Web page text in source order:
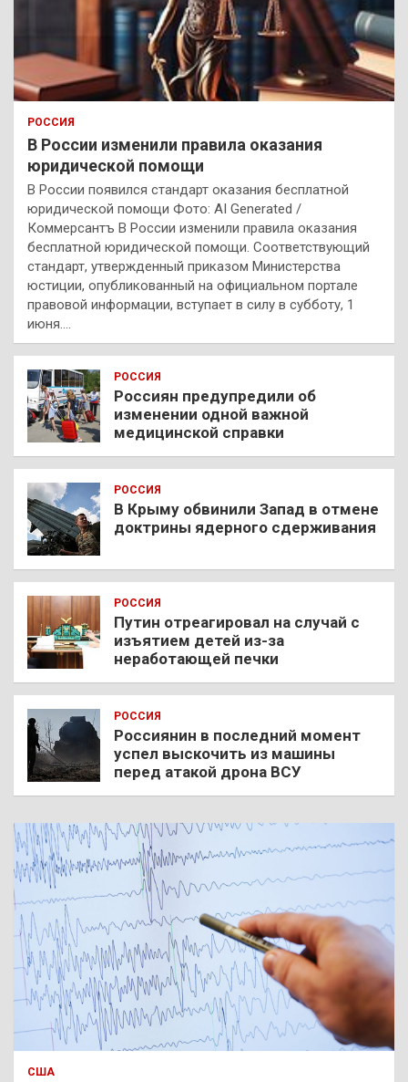
РОССИЯ
В России изменили правила оказания
юридической помощи
В России появился стандарт оказания бесплатной
юридической помощи Фото: AI Generated /
Коммерсантъ В России изменили правила оказания
бесплатной юридической помощи. Соответствующий
стандарт, утвержденный приказом Министерства
юстиции, опубликованный на официальном портале
правовой информации, вступает в силу в субботу, 1
июня.…
РОССИЯ
Россиян предупредили об
изменении одной важной
медицинской справки
РОССИЯ
В Крыму обвинили Запад в отмене
доктрины ядерного сдерживания
РОССИЯ
Путин отреагировал на случай с
изъятием детей из-за
неработающей печки
РОССИЯ
Россиянин в последний момент
успел выскочить из машины
перед атакой дрона ВСУ
США